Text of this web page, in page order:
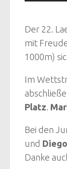
Der 22.
mit
1000m)
Im
Platz.
Bei den
und
Danke